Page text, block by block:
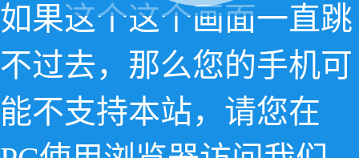
如果这个这个画面一直跳
不过去，那么您的手机可
能不支持本站，请您在